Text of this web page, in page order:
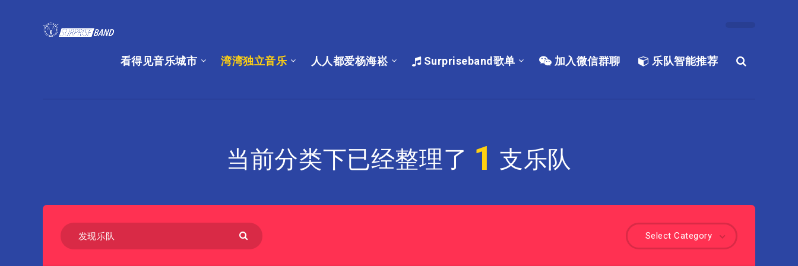
看得见音乐城市 湾湾独立音乐 人人都爱杨海崧 Surpriseband歌单 加入微信群聊 乐队智能推荐
当前分类下已经整理了 1 支乐队
Select Category